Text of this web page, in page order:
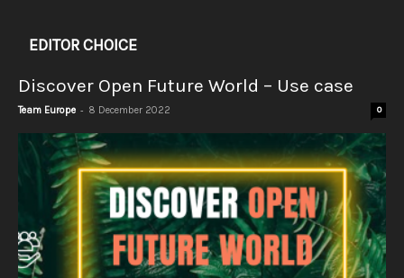
EDITOR CHOICE
Discover Open Future World – Use case
Team Europe - 8 December 2022 0